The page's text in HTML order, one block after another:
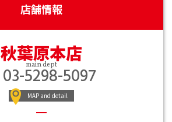
店舗情報
秋葉原本店
main dept
03-5298-5097
MAP and detail